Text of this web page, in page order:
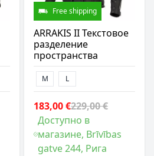
Free shipping
ARRAKIS II Текстовое
разделение
пространства
M L
183,00 €229,00 €
Доступно в
магазине, Brīvības
gatve 244, Рига